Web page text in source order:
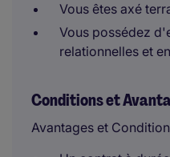
Vous êtes axé
Vous possédez
relationnelles et
Conditions et
Avantages et